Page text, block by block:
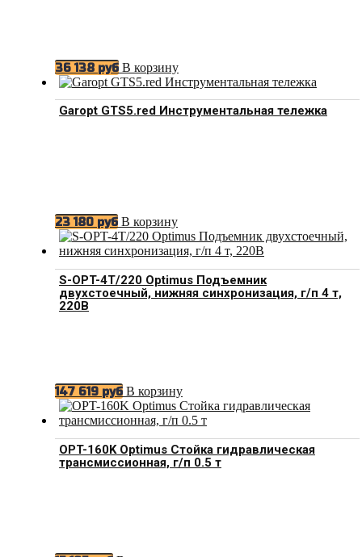
36 138 руб В корзину
Garopt GTS5.red Инструментальная тележка
23 180 руб В корзину
S-OPT-4T/220 Optimus Подъемник
двухстоечный, нижняя синхронизация, г/п 4 т,
220В
147 619 руб В корзину
OPT-160K Optimus Стойка гидравлическая
трансмиссионная, г/п 0.5 т